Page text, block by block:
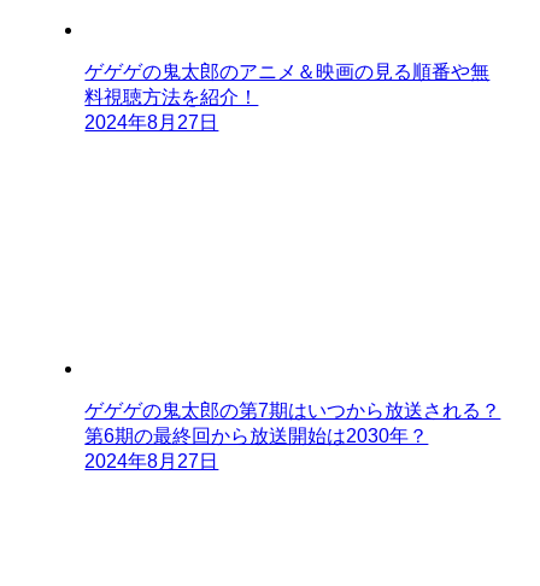
ゲゲゲの鬼太郎のアニメ＆映画の見る順番や無
料視聴方法を紹介！
2024年8月27日
ゲゲゲの鬼太郎の第7期はいつから放送される？
第6期の最終回から放送開始は2030年？
2024年8月27日